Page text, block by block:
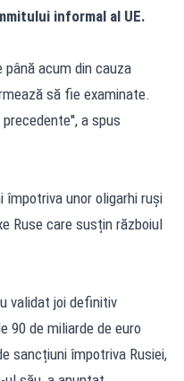
informal al UE.
acum din cauza
să fie examinate.
a spus
unor oligarhi ruși
Ruse care susțin războiul
validat joi definitiv
90 de miliarde de euro
sancțiuni împotriva Rusiei,